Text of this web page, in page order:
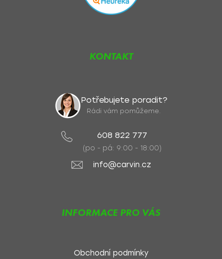
KONTAKT
Potřebujete poradit?
Rádi vám pomůžeme.
608 822 777
(po - pá: 9:00 - 18:00)
info@carvin.cz
INFORMACE PRO VÁS
Obchodní podmínky